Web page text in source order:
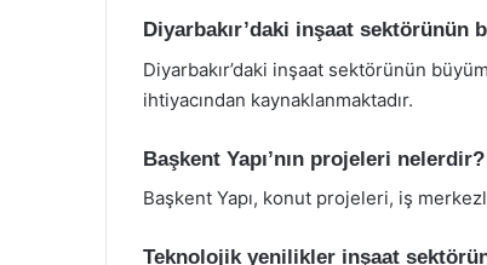
Diyarbakır’daki inşaat
Diyarbakır’daki inşaat sektörünün
ihtiyacından kaynaklanmaktadır.
Başkent Yapı’nın projeleri nelerdir?
Başkent Yapı, konut projeleri, iş
Teknolojik yenilikler inşaat